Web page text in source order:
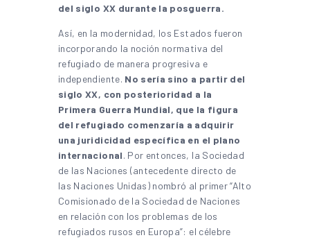
del siglo XX durante la posguerra.
Así, en la modernidad, los Estados fueron
incorporando la noción normativa del
refugiado de manera progresiva e
independiente. No sería sino a partir del
siglo XX, con posterioridad a la
Primera Guerra Mundial, que la figura
del refugiado comenzaría a adquirir
una juridicidad específica en el plano
internacional. Por entonces, la Sociedad
de las Naciones (antecedente directo de
las Naciones Unidas) nombró al primer “Alto
Comisionado de la Sociedad de Naciones
en relación con los problemas de los
refugiados rusos en Europa”: el célebre